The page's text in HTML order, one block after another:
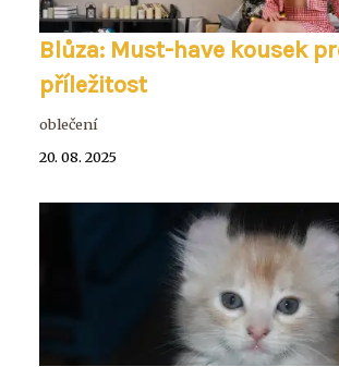
Blůza: Must-have kousek
příležitost
oblečení
20. 08. 2025